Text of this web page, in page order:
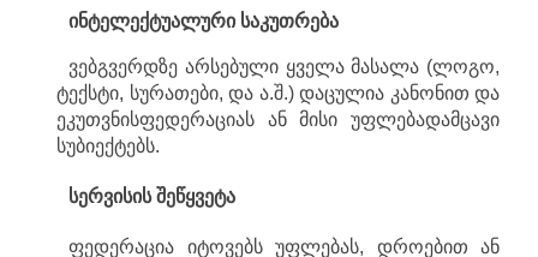
ინტელექტუალური საკუთრება
ვებგვერდზე არსებული ყველა მასალა (ლოგო,
ტექსტი, სურათები, და ა.შ.) დაცულია კანონით და
ეკუთვნისფედერაციას ან მისი უფლებადამცავი
სუბიექტებს.
სერვისის შეწყვეტა
ფედერაცია იტოვებს უფლებას, დროებით ან